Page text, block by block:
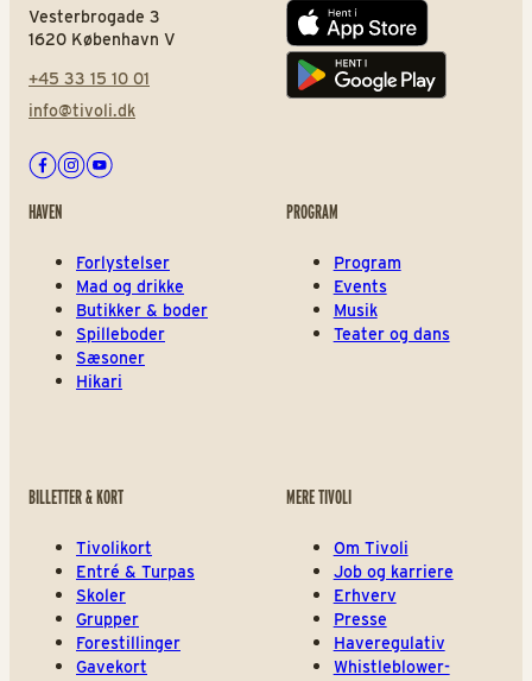
Vesterbrogade 3
1620 København V
+45 33 15 10 01
info@tivoli.dk
Facebook
Instagram
Youtube
App store
Play store
HAVEN
Forlystelser
Mad og drikke
Butikker & boder
Spilleboder
Sæsoner
Hikari
PROGRAM
Program
Events
Musik
Teater og dans
BILLETTER & KORT
Tivolikort
Entré & Turpas
Skoler
Grupper
Forestillinger
Gavekort
MERE TIVOLI
Om Tivoli
Job og karriere
Erhverv
Presse
Haveregulativ
Whistleblower-